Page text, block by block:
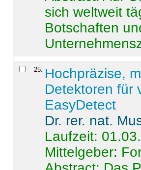
sich weltweit
Botschaften
25. Hochpräzise,
Detektoren für
EasyDetect
Dr. rer. nat.
Laufzeit:
Mittelgeber: